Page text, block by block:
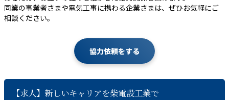
同業の事業者さまや電気工事に携わる企業さまは、ぜひお気軽にご
相談ください。
協力依頼をする
【求人】新しいキャリアを柴電設工業で